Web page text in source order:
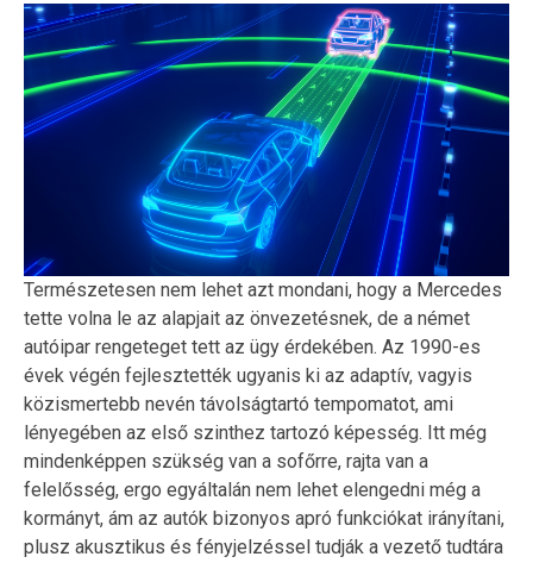
Természetesen nem lehet azt mondani, hogy a Mercedes
tette volna le az alapjait az önvezetésnek, de a német
autóipar rengeteget tett az ügy érdekében. Az 1990-es
évek végén fejlesztették ugyanis ki az adaptív, vagyis
közismertebb nevén távolságtartó tempomatot, ami
lényegében az első szinthez tartozó képesség. Itt még
mindenképpen szükség van a sofőrre, rajta van a
felelősség, ergo egyáltalán nem lehet elengedni még a
kormányt, ám az autók bizonyos apró funkciókat irányítani,
plusz akusztikus és fényjelzéssel tudják a vezető tudtára